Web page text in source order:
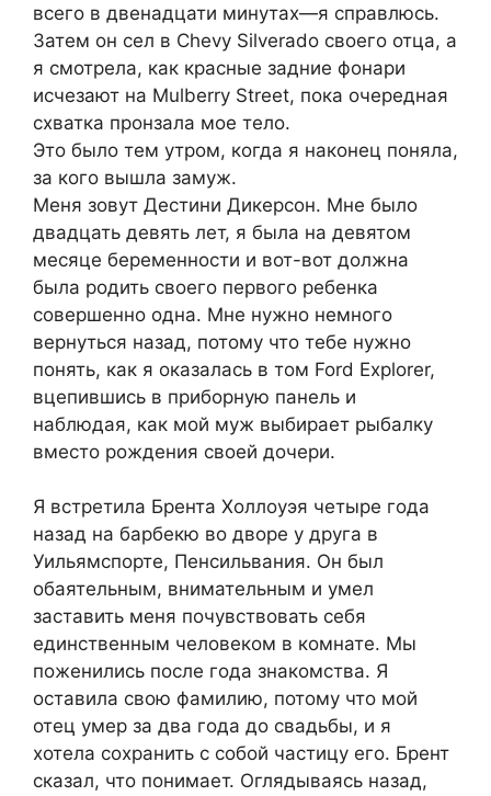
всего в двенадцати минутах—я справлюсь.
Затем он сел в Chevy Silverado своего отца, а
я смотрела, как красные задние фонари
исчезают на Mulberry Street, пока очередная
схватка пронзала мое тело.
Это было тем утром, когда я наконец поняла,
за кого вышла замуж.
Меня зовут Дестини Дикерсон. Мне было
двадцать девять лет, я была на девятом
месяце беременности и вот-вот должна
была родить своего первого ребенка
совершенно одна. Мне нужно немного
вернуться назад, потому что тебе нужно
понять, как я оказалась в том Ford Explorer,
вцепившись в приборную панель и
наблюдая, как мой муж выбирает рыбалку
вместо рождения своей дочери.
Я встретила Брента Холлоуэя четыре года
назад на барбекю во дворе у друга в
Уильямспорте, Пенсильвания. Он был
обаятельным, внимательным и умел
заставить меня почувствовать себя
единственным человеком в комнате. Мы
поженились после года знакомства. Я
оставила свою фамилию, потому что мой
отец умер за два года до свадьбы, и я
хотела сохранить с собой частицу его. Брент
сказал, что понимает. Оглядываясь назад,